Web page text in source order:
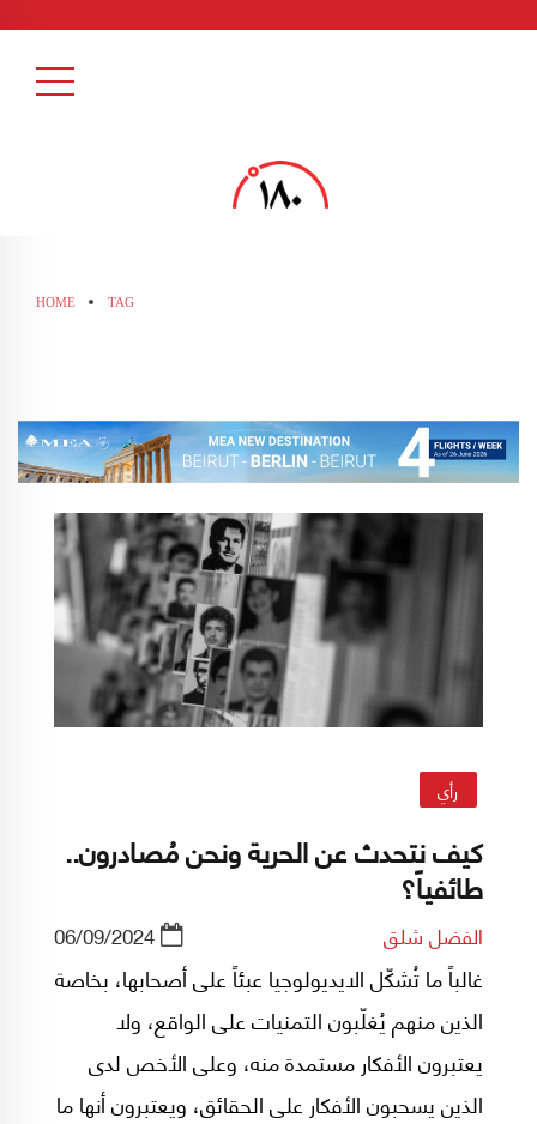
HOME TAG
رأي
كيف نتحدث عن الحرية ونحن مُصادرون..
طائفياً؟
الفضل شلق 06/09/2024
غالباً ما تُشكّل الايديولوجيا عبئاً على أصحابها، بخاصة
الذين منهم يُغلّبون التمنيات على الواقع، ولا
يعتبرون الأفكار مستمدة منه، وعلى الأخص لدى
الذين يسحبون الأفكار على الحقائق، ويعتبرون أنها ما